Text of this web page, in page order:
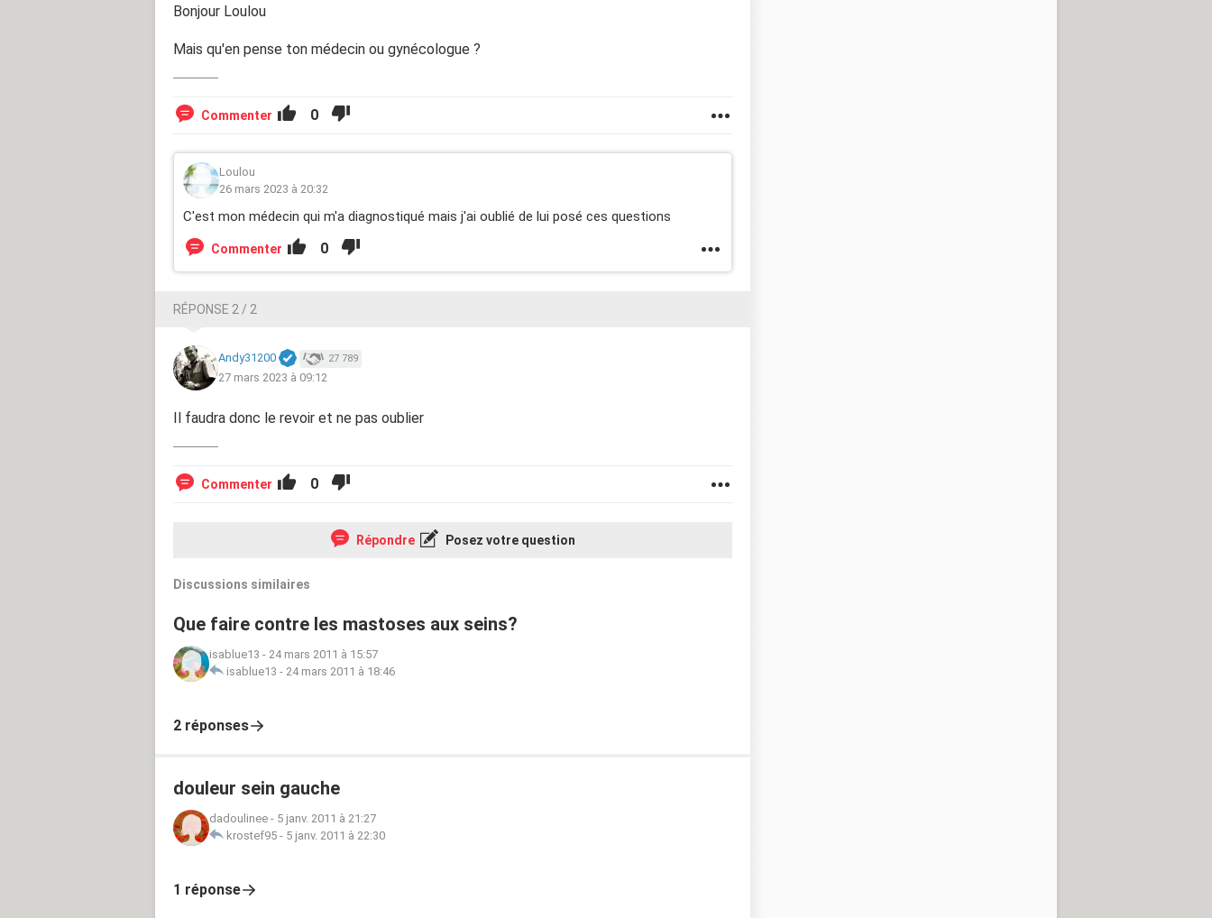
Bonjour Loulou
Mais qu'en pense ton médecin ou gynécologue ?
Commenter 0
Loulou
26 mars 2023 à 20:32
C'est mon médecin qui m'a diagnostiqué mais j'ai oublié de lui posé ces questions
Commenter 0
RÉPONSE 2 / 2
Andy31200 27 789
27 mars 2023 à 09:12
Il faudra donc le revoir et ne pas oublier
Commenter 0
Répondre Posez votre question
Discussions similaires
Que faire contre les mastoses aux seins?
isablue13 - 24 mars 2011 à 15:57
isablue13 - 24 mars 2011 à 18:46
2 réponses
douleur sein gauche
dadoulinee - 5 janv. 2011 à 21:27
krostef95 - 5 janv. 2011 à 22:30
1 réponse